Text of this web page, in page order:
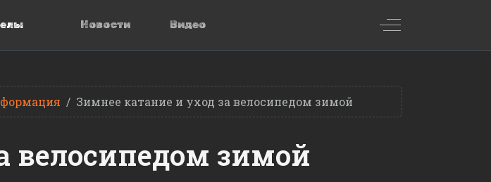
Новости Видео Off-Canvas
Зимнее катание и уход за велосипедом зимой
велосипедом зимой